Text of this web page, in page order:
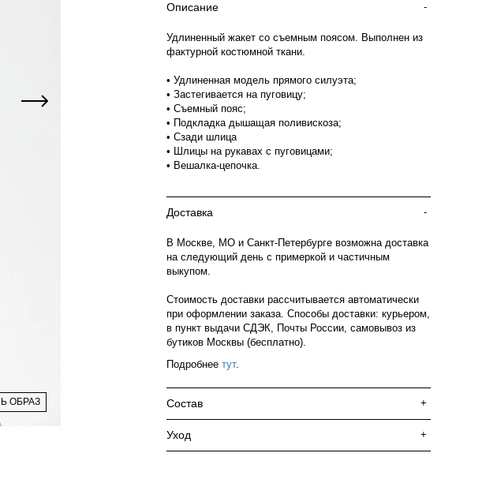
ОБРАЗ
Описание -
Удлиненный жакет со съемным поясом. Выполнен из
фактурной костюмной ткани.
• Удлиненная модель прямого силуэта;
• Застегивается на пуговицу;
• Съемный пояс;
• Подкладка дышащая поливискоза;
• Сзади шлица
• Шлицы на рукавах с пуговицами;
• Вешалка-цепочка.
Доставка -
В Москве, МО и Санкт-Петербурге возможна доставка
на следующий день с примеркой и частичным
выкупом.
Стоимость доставки рассчитывается автоматически
при оформлении заказа. Способы доставки: курьером,
в пункт выдачи СДЭК, Почты России, самовывоз из
бутиков Москвы (бесплатно).
Подробнее тут.
Состав +
Уход +